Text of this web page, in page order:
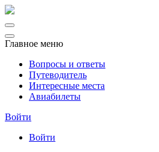
Главное меню
Вопросы и ответы
Путеводитель
Интересные места
Авиабилеты
Войти
Войти